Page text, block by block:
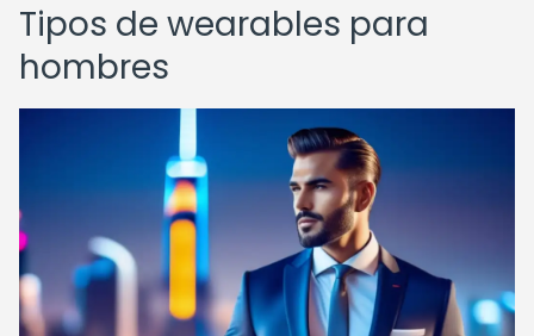
Tipos de wearables para
hombres